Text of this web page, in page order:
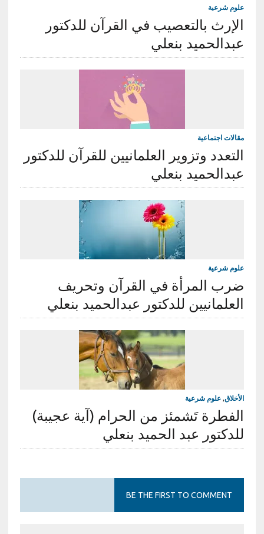
علوم شرعية
الإرث بالتعصيب في القرآن للدكتور
عبدالحميد بنعلي
مقالات اجتماعية
التعدد وتزوير العلمانيين للقرآن للدكتور
عبدالحميد بنعلي
علوم شرعية
ضرب المرأة في القرآن وتحريف
العلمانيين للدكتور عبدالحميد بنعلي
الأخلاق, علوم شرعية
الفطرة تَشمئز من الحرام (آية عجيبة)
للدكتور عبد الحميد بنعلي
BE THE FIRST TO COMMENT